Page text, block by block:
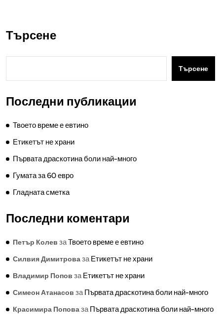
Търсене
Търсене
Последни публикации
Твоето време е евтино
Етикетът не храни
Първата драскотина боли най-много
Гумата за 60 евро
Гладната сметка
Последни коментари
Петър Колев заТвоето време е евтино
Силвия ДимитровазаЕтикетът не храни
Владимир Попов заЕтикетът не храни
Симеон Атанасов заПървата драскотина боли най-много
Красимира ПоповазаПървата драскотина боли най-много